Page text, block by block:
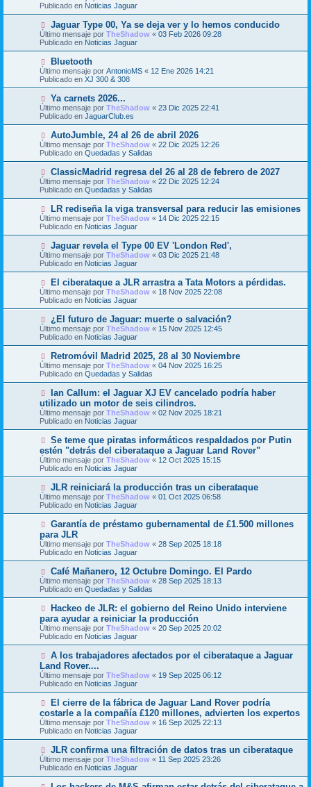
n
s
a
j
e
e
v
m
e
n
s
j
e
Publicado en Noticias Jaguar
N
u
e
v
o
m
e
n
s
a
j
e
Jaguar Type 00, Ya se deja ver y lo hemos conducido
Último mensaje por TheShadow « 03 Feb 2026 09:28
Publicado en Noticias Jaguar
N
u
e
v
o
m
e
n
s
a
j
e
Bluetooth
Último mensaje por AntonioMS « 12 Ene 2026 14:21
Publicado en XJ 300 & 308
N
u
e
v
m
e
n
s
a
j
e
Ya carnets 2026...
Último mensaje por TheShadow « 23 Dic 2025 22:41
Publicado en JaguarClub.es
N
u
e
v
m
e
n
s
j
e
AutoJumble, 24 al 26 de abril 2026
Último mensaje por TheShadow « 22 Dic 2025 12:26
Publicado en Quedadas y Salidas
N
u
e
v
o
m
e
n
s
a
j
e
ClassicMadrid regresa del 26 al 28 de febrero de 2027
Último mensaje por TheShadow « 22 Dic 2025 12:24
Publicado en Quedadas y Salidas
N
u
e
v
m
e
n
s
j
e
LR rediseña la viga transversal para reducir las emisiones
Último mensaje por TheShadow « 14 Dic 2025 22:15
Publicado en Noticias Jaguar
N
u
e
v
o
m
e
n
s
j
e
Jaguar revela el Type 00 EV 'London Red',
Último mensaje por TheShadow « 03 Dic 2025 21:48
Publicado en Noticias Jaguar
N
u
e
v
m
e
n
s
j
e
El ciberataque a JLR arrastra a Tata Motors a pérdidas.
Último mensaje por TheShadow « 18 Nov 2025 22:08
Publicado en Noticias Jaguar
N
u
e
v
o
m
e
n
s
j
e
¿El futuro de Jaguar: muerte o salvación?
Último mensaje por TheShadow « 15 Nov 2025 12:45
Publicado en Noticias Jaguar
N
u
e
v
o
m
e
n
s
a
e
Retromóvil Madrid 2025, 28 al 30 Noviembre
Último mensaje por TheShadow « 04 Nov 2025 16:25
Publicado en Quedadas y Salidas
N
u
e
v
o
m
e
n
s
a
Ian Callum: el Jaguar XJ EV cancelado podría haber
utilizado un motor de seis cilindros.
Último mensaje por TheShadow « 02 Nov 2025 18:21
Publicado en Noticias Jaguar
N
u
e
v
o
m
e
n
s
a
Se teme que piratas informáticos respaldados por Putin
estén "detrás del ciberataque a Jaguar Land Rover"
Último mensaje por TheShadow « 12 Oct 2025 15:15
Publicado en Noticias Jaguar
N
u
e
v
m
e
n
s
a
e
JLR reiniciará la producción tras un ciberataque
Último mensaje por TheShadow « 01 Oct 2025 06:58
Publicado en Noticias Jaguar
N
e
v
o
m
e
n
s
a
e
Garantía de préstamo gubernamental de £1.500 millones
para JLR
Último mensaje por TheShadow « 28 Sep 2025 18:18
Publicado en Noticias Jaguar
N
u
e
v
o
m
e
n
s
a
e
Café Mañanero, 12 Octubre Domingo. El Pardo
Último mensaje por TheShadow « 28 Sep 2025 18:13
Publicado en Quedadas y Salidas
N
e
v
o
m
e
n
s
a
e
Hackeo de JLR: el gobierno del Reino Unido interviene
para ayudar a reiniciar la producción
Último mensaje por TheShadow « 20 Sep 2025 20:02
Publicado en Noticias Jaguar
N
e
v
o
m
n
s
a
A los trabajadores afectados por el ciberataque a Jaguar
Land Rover....
Último mensaje por TheShadow « 19 Sep 2025 06:12
Publicado en Noticias Jaguar
N
e
v
o
m
e
n
s
a
El cierre de la fábrica de Jaguar Land Rover podría
costarle a la compañía £120 millones, advierten los expertos
Último mensaje por TheShadow « 16 Sep 2025 22:13
Publicado en Noticias Jaguar
N
u
e
v
o
JLR confirma una filtración de datos tras un ciberataque
Último mensaje por TheShadow « 11 Sep 2025 23:26
Publicado en Noticias Jaguar
N